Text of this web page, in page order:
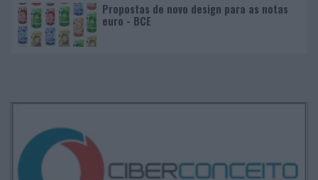
Propostas de novo design para as notas
euro - BCE